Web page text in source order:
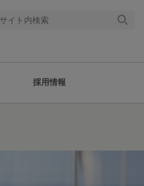
採用情報